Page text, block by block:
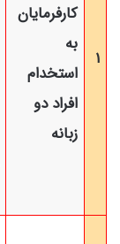
۱
کارفرمایان
به
استخدام
افراد دو
زبانه